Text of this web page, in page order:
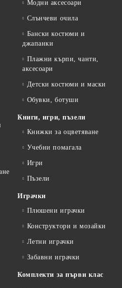
Модни аксесоари
Слънчеви очила
Бански костюми и
джапанки
Плажни кърпи, чанти,
аксесоари
Детски костюми и маски
Обувки, ботуши
Книги, игри, пъзели
Книжки за оцветяване
Учебни помагала
Игри
Пъзели
Играчки
Плюшени играчки
Конструктори и мозайки
Летни играчки
Забавни играчки
Комплекти за първи клас